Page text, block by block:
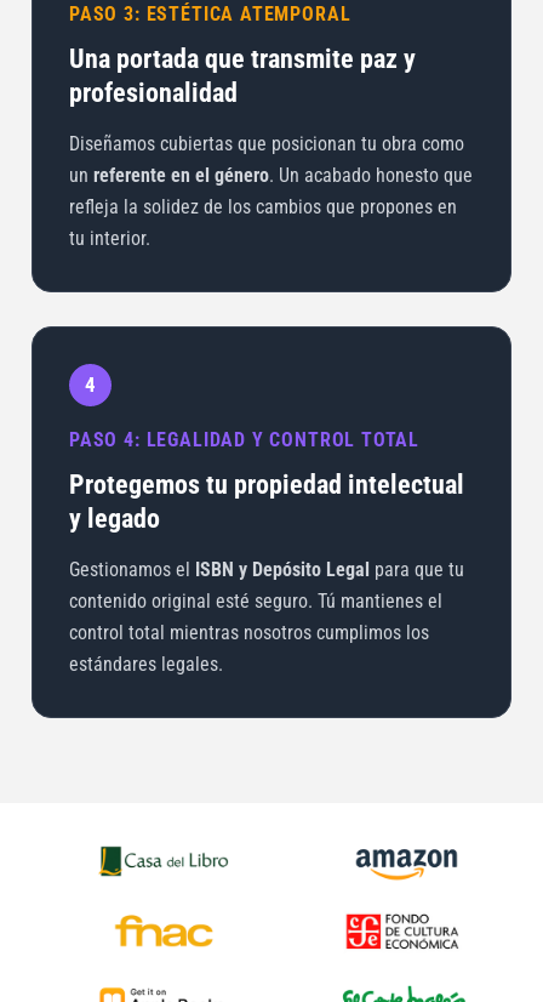
PASO 3: ESTÉTICA ATEMPORAL
Una portada que transmite paz y
profesionalidad
Diseñamos cubiertas que posicionan tu obra como
un referente en el género. Un acabado honesto que
refleja la solidez de los cambios que propones en
tu interior.
4
PASO 4: LEGALIDAD Y CONTROL TOTAL
Protegemos tu propiedad intelectual
y legado
Gestionamos el ISBN y Depósito Legal para que tu
contenido original esté seguro. Tú mantienes el
control total mientras nosotros cumplimos los
estándares legales.
Casa del Libro — librería onlineAmazon —
FNAC — librería y tecnologíaFondo —